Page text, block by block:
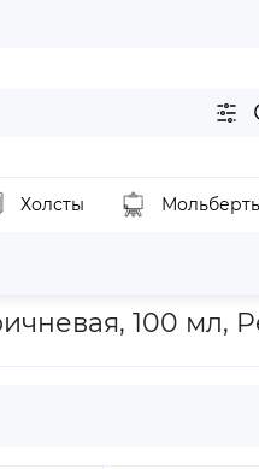
Холсты
Enamel, глянцевая,
100 мл,